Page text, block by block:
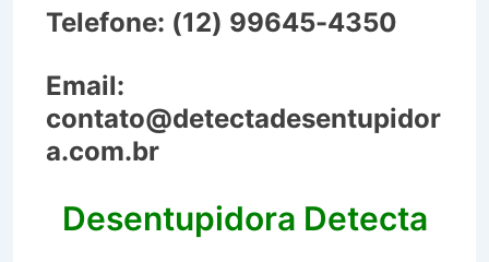
Telefone: (12) 99645-4350
Email:
contato@detectadesentupidor
a.com.br
Desentupidora Detecta